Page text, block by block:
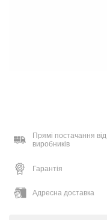
Прямі постачання від
виробників
Гарантія
Адресна доставка